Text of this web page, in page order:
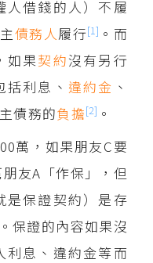
人借錢的人）不履
債務人履行[1] 。而
如果契約沒有另行
利息、 違約金 、
債務的負擔[2] 。
萬，如果朋友C要
友A「作保」，但
是保證契約）是存
保證的內容如果沒
利息、違約金等而